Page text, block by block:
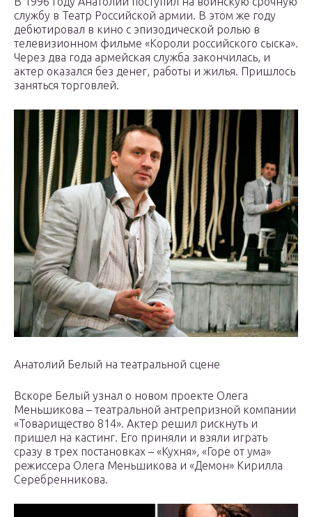
службу в Театр Российской армии. В этом же году
дебютировал в кино с эпизодической ролью в
телевизионном фильме «Короли российского сыска».
Через два года армейская служба закончилась, и
актер оказался без денег, работы и жилья. Пришлось
заняться торговлей.
Анатолий Белый на театральной сцене
Вскоре Белый узнал о новом проекте Олега
Меньшикова – театральной антрепризной компании
«Товарищество 814». Актер решил рискнуть и
пришел на кастинг. Его приняли и взяли играть
сразу в трех постановках – «Кухня», «Горе от ума»
режиссера Олега Меньшикова и «Демон» Кирилла
Серебренникова.